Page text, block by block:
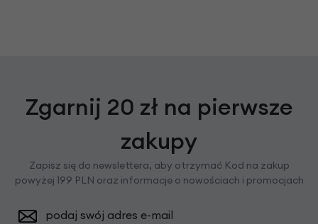
Zgarnij 20 zł na pierwsze
zakupy
Zapisz się do newslettera, aby otrzymać Kod na zakup
powyżej 199 PLN oraz informacje o nowościach i promocjach
podaj swój adres e-mail